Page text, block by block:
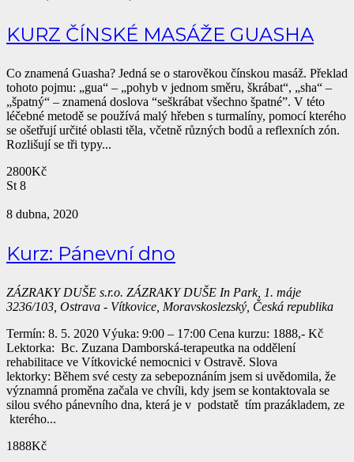
KURZ ČÍNSKÉ MASÁŽE GUASHA
Co znamená Guasha? Jedná se o starověkou čínskou masáž. Překlad
tohoto pojmu: „gua“ – „pohyb v jednom směru, škrábat“, „sha“ –
„špatný“ – znamená doslova “seškrábat všechno špatné”. V této
léčebné metodě se používá malý hřeben s turmalíny, pomocí kterého
se ošetřují určité oblasti těla, včetně různých bodů a reflexních zón.
Rozlišují se tři typy...
2800Kč
St 8
8 dubna, 2020
Kurz: Pánevní dno
ZÁZRAKY DUŠE s.r.o. ZÁZRAKY DUŠE In Park, 1. máje
3236/103, Ostrava - Vítkovice, Moravskoslezský, Česká republika
Termín: 8. 5. 2020 Výuka: 9:00 – 17:00 Cena kurzu: 1888,- Kč
Lektorka: Bc. Zuzana Damborská-terapeutka na oddělení
rehabilitace ve Vítkovické nemocnici v Ostravě. Slova
lektorky: Během své cesty za sebepoznáním jsem si uvědomila, že
významná proměna začala ve chvíli, kdy jsem se kontaktovala se
silou svého pánevního dna, která je v podstatě tím prazákladem, ze
kterého...
1888Kč